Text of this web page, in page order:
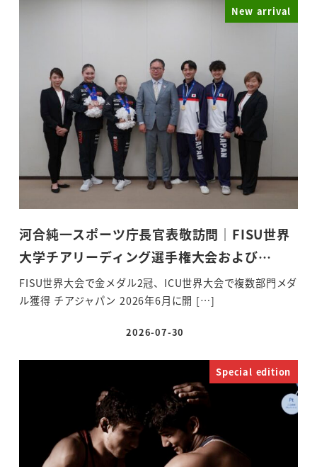
New arrival
河合純一スポーツ庁長官表敬訪問｜FISU世界
大学チアリーディング選手権大会および…
FISU世界大会で金メダル2冠、ICU世界大会で複数部門メダ
ル獲得 チアジャパン 2026年6月に開 […]
投稿日
2026-07-30
Special edition